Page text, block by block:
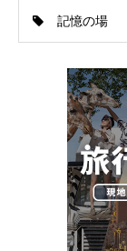
記憶の場